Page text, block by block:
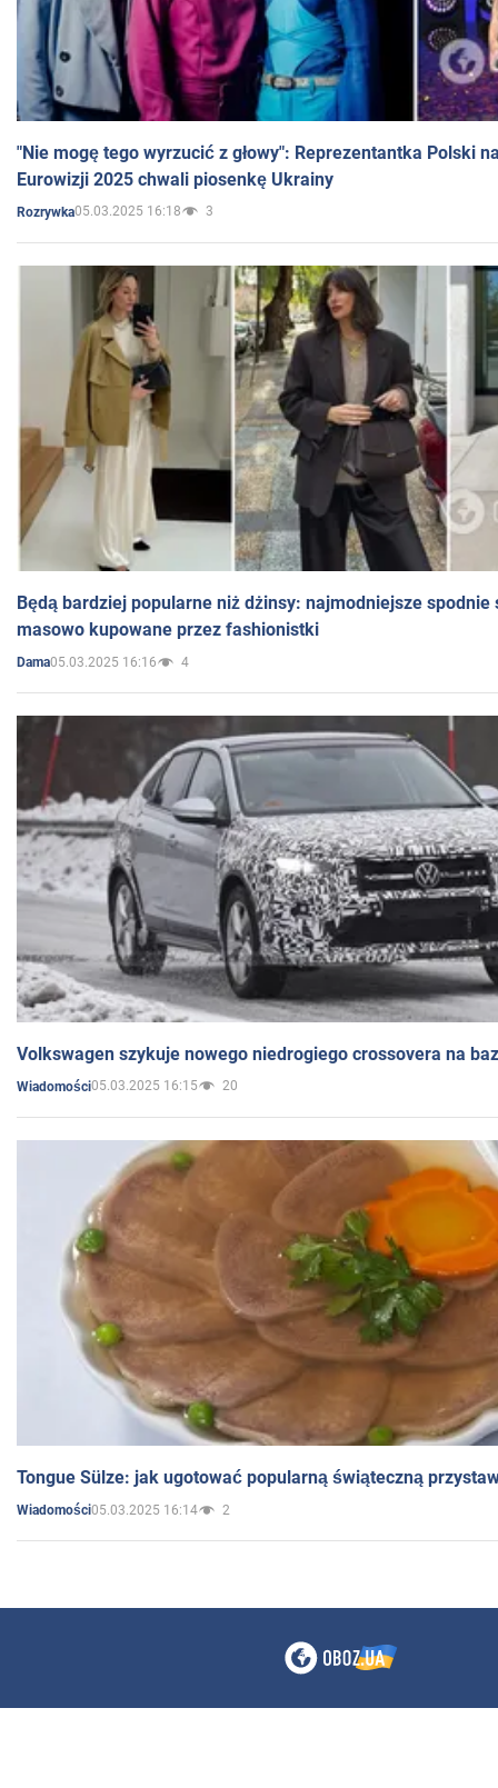
"Nie mogę tego wyrzucić z głowy": Reprezentantka Polski
Eurowizji 2025 chwali piosenkę Ukrainy
Rozrywka05.03.2025 16:18 3
Będą bardziej popularne niż dżinsy: najmodniejsze spodnie
masowo kupowane przez fashionistki
Dama05.03.2025 16:16 4
Volkswagen szykuje nowego niedrogiego crossovera na
Wiadomości05.03.2025 16:15 20
Tongue Sülze: jak ugotować popularną świąteczną
Wiadomości05.03.2025 16:14 2